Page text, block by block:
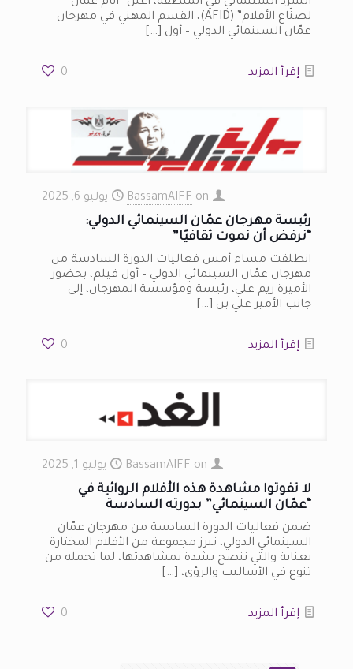
لصنّاع الأفلام” (AFID)، القسم المهني في مهرجان
عمّان السينمائي الدولي – أول […]
0 إقرأ المزيد
BassamAIFF on يوليو 6, 2025
رئيسة مهرجان عمّان السينمائي الدولي:
“نرفض أن نموت ثقافيًا”
انطلقت مساء أمس فعاليات الدورة السادسة من
مهرجان عمّان السينمائي الدولي – أول فيلم، بحضور
الأميرة ريم علي، رئيسة ومؤسسة المهرجان، إلى
جانب الأمير علي بن […]
0 إقرأ المزيد
BassamAIFF on يوليو 1, 2025
لا تفوتوا مشاهدة هذه الأفلام الروائية في
“عمّان السينمائي” بدورته السادسة
ضمن فعاليات الدورة السادسة من مهرجان عمّان
السينمائي الدولي، تبرز مجموعة من الأفلام المختارة
بعناية والتي ننصح بشدة بمشاهدتها، لما تحمله من
تنوع في الأساليب والرؤى، […]
0 إقرأ المزيد